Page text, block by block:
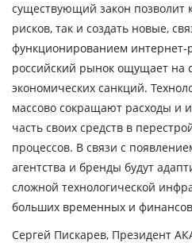
существующий закон позволит
рисков, так и создать новые,
функционированием интернет-
российский рынок ощущает на
экономических санкций.
массово сокращают расходы и
часть своих средств в
процессов. В связи с
агентства и бренды будут
сложной технологической
больших временных и
Сергей Пискарев, Президент